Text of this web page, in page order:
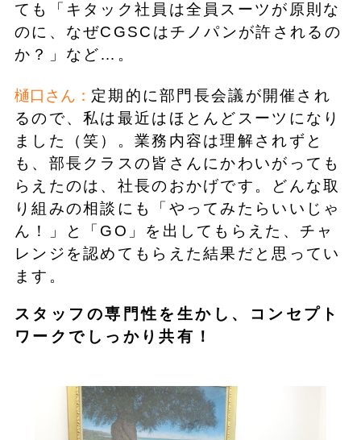
ても「キタック社員は全員スーツが原則な
のに、なぜCGSCはチノパンが許されるの
か？」など…。
樋口さん： 定期的に部門長会議が開催され
るので、私は最近はほとんどスーツになり
ました（笑）。業務内容は理解されずと
も、部長クラスの皆さんにかわいがっても
らえたのは、社長のおかげです。どんな取
り組みの相談にも「やってみたらいいじゃ
ん！」と「GO」を出してもらえた、チャ
レンジを認めてもらえた結果だと思ってい
ます。
スタッフの専門性を生かし、コンセプト
ワークでしっかり共有！